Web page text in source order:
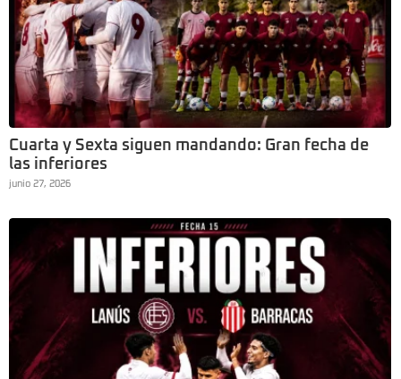
Cuarta y Sexta siguen mandando: Gran fecha de
las inferiores
junio 27, 2026